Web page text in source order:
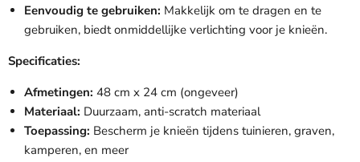
Eenvoudig te gebruiken: Makkelijk om te dragen en te
gebruiken, biedt onmiddellijke verlichting voor je knieën.
Specificaties:
Afmetingen: 48 cm x 24 cm (ongeveer)
Materiaal: Duurzaam, anti-scratch materiaal
Toepassing: Bescherm je knieën tijdens tuinieren, graven,
kamperen, en meer